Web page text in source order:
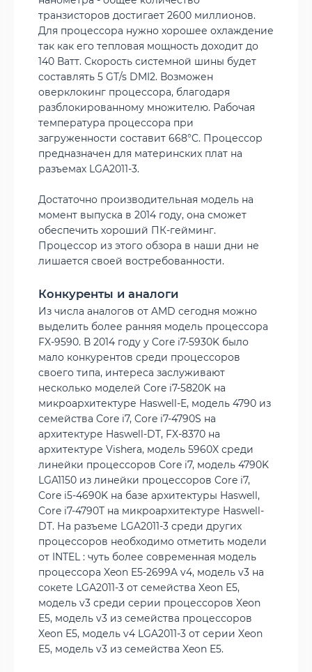
транзисторов достигает 2600 миллионов.
Для процессора нужно хорошее охлаждение
так как его тепловая мощность доходит до
140 Ватт. Скорость системной шины будет
составлять 5 GT/s DMI2. Возможен
оверклокинг процессора, благодаря
разблокированному множителю. Рабочая
температура процессора при
загруженности составит 668°C. Процессор
предназначен для материнских плат на
разъемах LGA2011-3.
Достаточно производительная модель на
момент выпуска в 2014 году, она сможет
обеспечить хороший ПК-гейминг.
Процессор из этого обзора в наши дни не
лишается своей востребованности.
Конкуренты и аналоги
Из числа аналогов от AMD сегодня можно
выделить более ранняя модель процессора
FX-9590. В 2014 году у Core i7-5930K было
мало конкурентов среди процессоров
своего типа, интереса заслуживают
несколько моделей Core i7-5820K на
микроархитектуре Haswell-E, модель 4790 из
семейства Core i7, Core i7-4790S на
архитектуре Haswell-DT, FX-8370 на
архитектуре Vishera, модель 5960X среди
линейки процессоров Core i7, модель 4790K
LGA1150 из линейки процессоров Core i7,
Core i5-4690K на базе архитектуры Haswell,
Core i7-4790T на микроархитектуре Haswell-
DT. На разъеме LGA2011-3 среди других
процессоров необходимо отметить модели
от INTEL : чуть более современная модель
процессора Xeon E5-2699A v4, модель v3 на
сокете LGA2011-3 от семейства Xeon E5,
модель v3 среди серии процессоров Xeon
E5, модель v3 из семейства процессоров
Xeon E5, модель v4 LGA2011-3 от серии Xeon
E5, модель v3 из семейства Xeon E5.